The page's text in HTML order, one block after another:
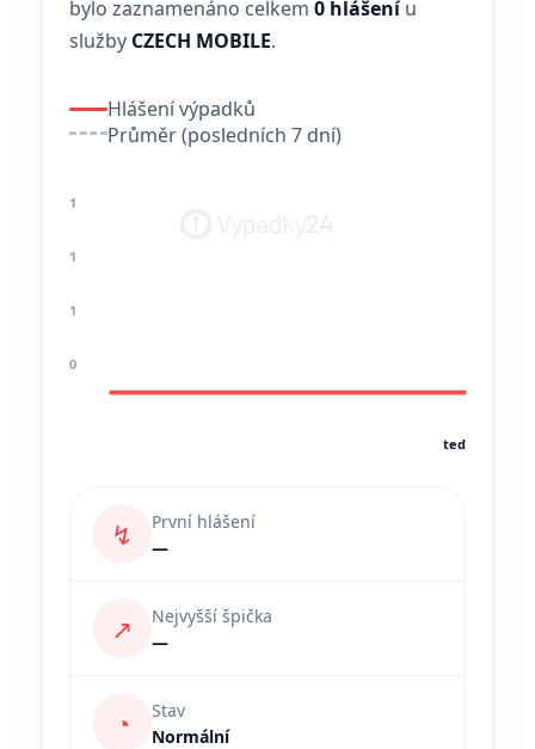
bylo zaznamenáno celkem 0 hlášeníu
služby CZECH MOBILE.
Hlášení výpadků
Průměr (posledních 7 dní)
1
1
1
0
teď
↯
První hlášení
—
↗
Nejvyšší špička
—
◔
Stav
Normální